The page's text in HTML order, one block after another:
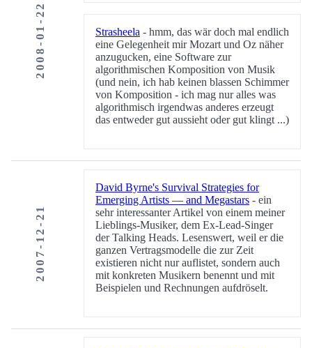
2008-01-22 Strasheela - hmm, das wär doch mal endlich
eine Gelegenheit mir Mozart und Oz näher
anzugucken, eine Software zur
algorithmischen Komposition von Musik
(und nein, ich hab keinen blassen Schimmer
von Komposition - ich mag nur alles was
algorithmisch irgendwas anderes erzeugt
das entweder gut aussieht oder gut klingt ...)
2007-12-21
David Byrne's Survival Strategies for
Emerging Artists — and Megastars - ein
sehr interessanter Artikel von einem meiner
Lieblings-Musiker, dem Ex-Lead-Singer
der Talking Heads. Lesenswert, weil er die
ganzen Vertragsmodelle die zur Zeit
existieren nicht nur auflistet, sondern auch
mit konkreten Musikern benennt und mit
Beispielen und Rechnungen aufdröselt.